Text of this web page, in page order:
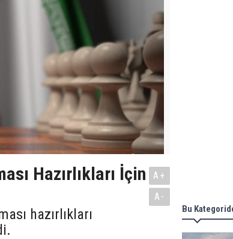
Hazırlıkları İçin
hazırlıkları
A+
A-
Bu